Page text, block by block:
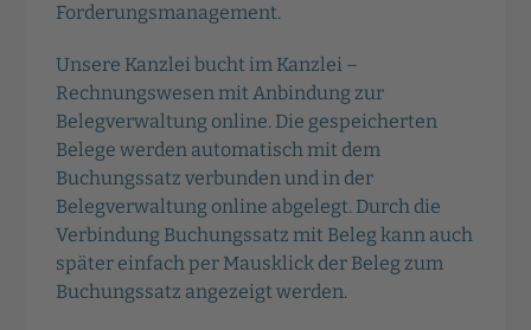
Forderungsmanagement.
Unsere Kanzlei bucht im Kanzlei –
Rechnungswesen mit Anbindung zur
Belegverwaltung online. Die gespeicherten
Belege werden automatisch mit dem
Buchungssatz verbunden und in der
Belegverwaltung online abgelegt. Durch die
Verbindung Buchungssatz mit Beleg kann auch
später einfach per Mausklick der Beleg zum
Buchungssatz angezeigt werden.